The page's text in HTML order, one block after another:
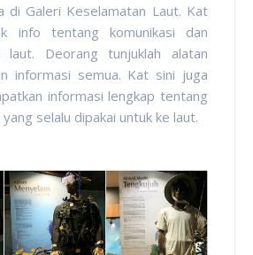
di Galeri Keselamatan Laut. Kat
info tentang komunikasi dan
laut. Deorang tunjuklah alatan
informasi semua. Kat sini juga
informasi lengkap tentang
selalu dipakai untuk ke laut.